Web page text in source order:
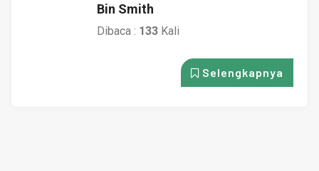
Bin Smith
Dibaca : 133 Kali
Selengkapnya